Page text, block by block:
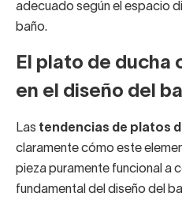
adecuado según el espacio
baño.
El plato de ducha
en el diseño del
Las tendencias de platos
claramente cómo este
pieza puramente funcional a
fundamental del diseño del